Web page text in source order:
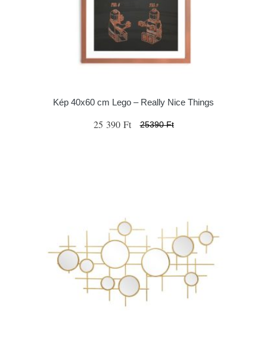
Kép 40x60 cm Lego – Really Nice Things
25 390 Ft 25390 Ft